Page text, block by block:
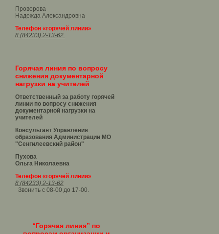
Проворова
Надежда Александровна
Телефон «горячей линии»
8 (84233) 2-13-62
Горячая линия по вопросу
снижения документарной
нагрузки на учителей
Ответственный за работу горячей
линии по вопросу снижения
документарной нагрузки на
учителей
Консультант Управления
образования Администрации МО
"Сенгилеевский район"
Пухова
Ольга Николаевна
Телефон «горячей линии»
8 (84233) 2-13-62
Звонить с 08-00 до 17-00.
“Горячая линия” по